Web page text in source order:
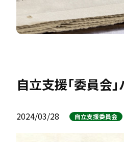
自立支援「委員会
2024/03/28 自立支援委員会